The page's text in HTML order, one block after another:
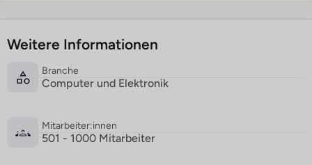
Weitere Informationen
Branche
Computer und Elektronik
Mitarbeiter:innen
501 - 1000 Mitarbeiter